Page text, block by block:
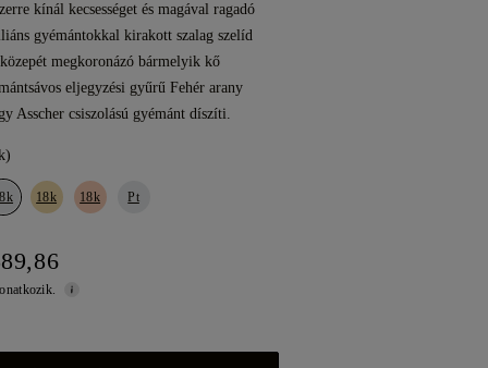
kínál kecsességet és magával ragadó
gyémántokkal kirakott szalag szelíd
megkoronázó bármelyik kő
eljegyzési gyűrű Fehér arany
Asscher csiszolású gyémánt díszíti.
18k 18k Pt